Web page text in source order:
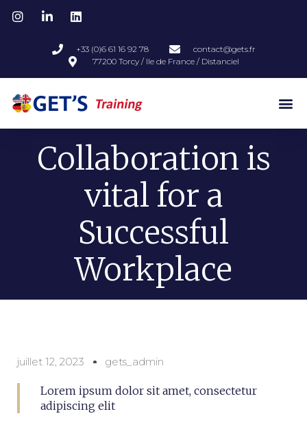
+33 (0)6 61 16 92 78
contact@gets.fr
77200 Torcy / Ile de France / Distanciel
Collaboration is
vital for a
Successful
Workplace
juillet 12, 2023 gets_admin
Lorem ipsum dolor sit amet, consectetur
adipiscing elit